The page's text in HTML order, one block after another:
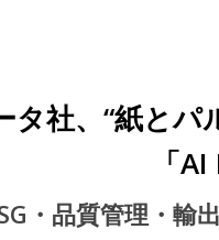
タ社、“紙とパ
「
・品質管理・輸